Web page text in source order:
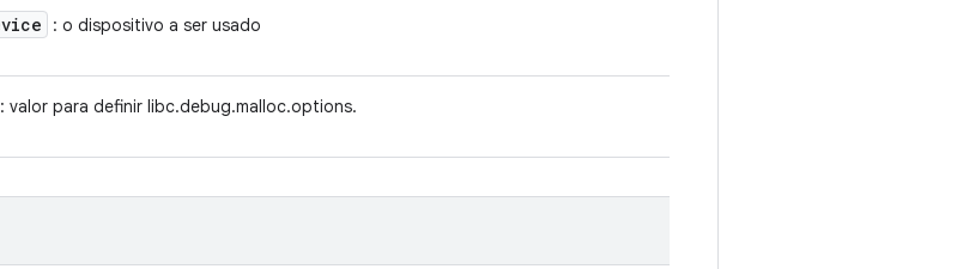
: o dispositivo a ser usado
: valor para definir libc.debug.malloc.options.